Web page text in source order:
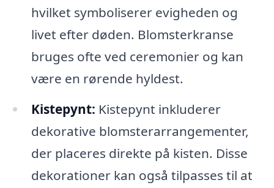
hvilket symboliserer evigheden og
livet efter døden. Blomsterkranse
bruges ofte ved ceremonier og kan
være en rørende hyldest.
Kistepynt: Kistepynt inkluderer
dekorative blomsterarrangementer,
der placeres direkte på kisten. Disse
dekorationer kan også tilpasses til at